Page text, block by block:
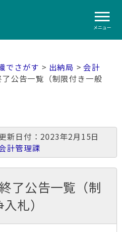
メニュー
でさがす > 出納局 >会計
公告一覧（制限付き一般
新日付：2023年2月15日
計管理課
了公告一覧（制
札）